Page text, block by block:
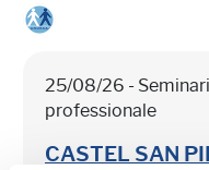
25/08/26 -
professionale
CASTEL SAN